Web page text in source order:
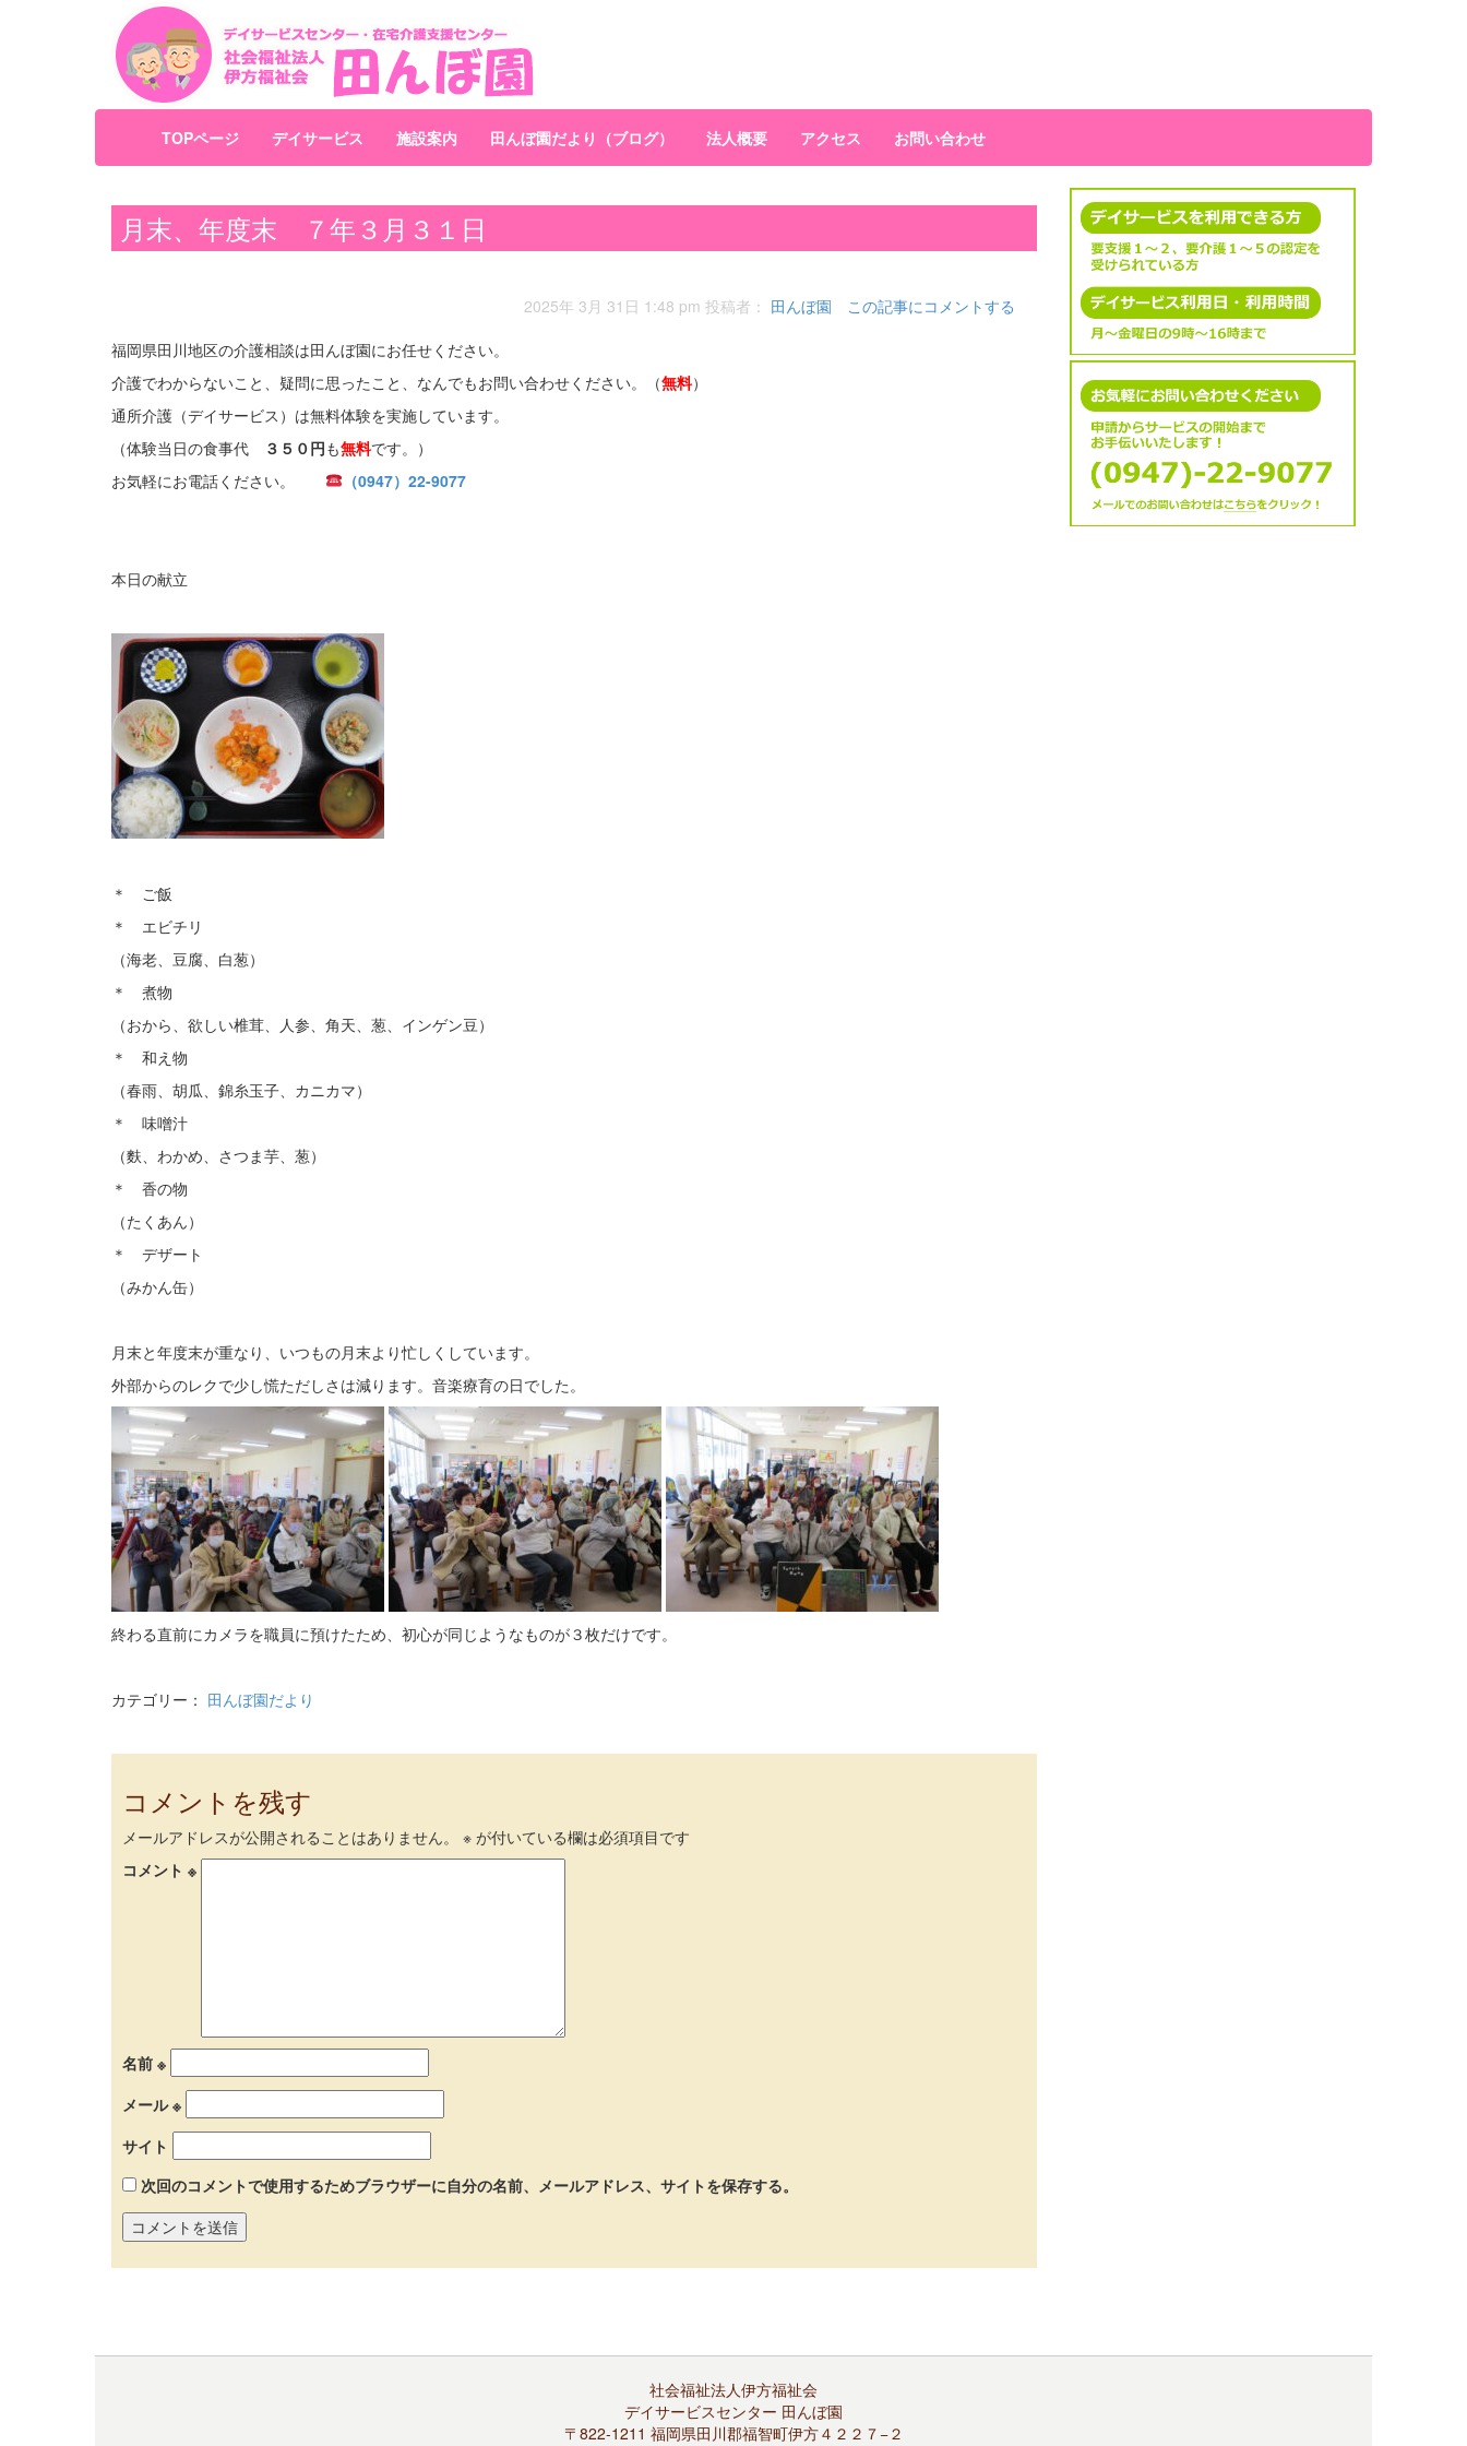
TOPページ デイサービス 施設案内 田んぼ園だより（ブログ） 法人概要 アクセス お問い合わせ
月末、年度末 ７年３月３１日
2025年 3月 31日 1:48 pm 投稿者： 田んぼ園
この記事にコメントする
福岡県田川地区の介護相談は田んぼ園にお任せください。
介護でわからないこと、疑問に思ったこと、なんでもお問い合わせください。（無料）
通所介護（デイサービス）は無料体験を実施しています。
（体験当日の食事代
３５０円も無料です。）
お気軽にお電話ください。
（0947）22-9077
本日の献立
＊ ご飯
＊ エビチリ
（海老、豆腐、白葱）
＊ 煮物
（おから、欲しい椎茸、人参、角天、葱、インゲン豆）
＊ 和え物
（春雨、胡瓜、錦糸玉子、カニカマ）
＊ 味噌汁
（麩、わかめ、さつま芋、葱）
＊ 香の物
（たくあん）
＊ デザート
（みかん缶）
月末と年度末が重なり、いつもの月末より忙しくしています。
外部からのレクで少し慌ただしさは減ります。音楽療育の日でした。
終わる直前にカメラを職員に預けたため、初心が同じようなものが３枚だけです。
カテゴリー： 田んぼ園だより
コメントを残す
メールアドレスが公開されることはありません。 ※ が付いている欄は必須項目です
コメント ※
名前 ※
メール※
サイト
次回のコメントで使用するためブラウザーに自分の名前、メールアドレス、サイトを保存する。
社会福祉法人伊方福祉会
デイサービスセンター 田んぼ園
〒822-1211 福岡県田川郡福智町伊方４２２７−２